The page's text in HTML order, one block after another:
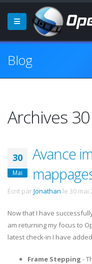
Blog
Archives
30
Mai
Avance
Écrit parJonathan le 30 mai
Now that I have
am returning my focus to
latest check-in I have
Frame Stepping -